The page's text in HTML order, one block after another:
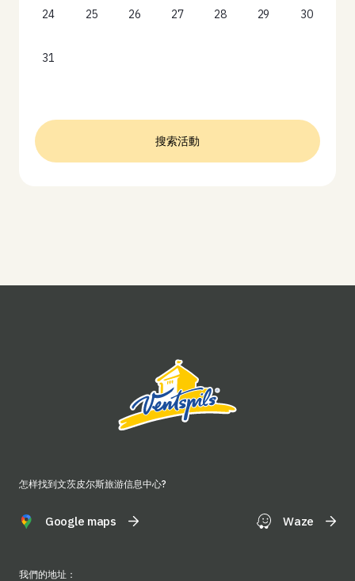
24 25 26 27 28 29 30
31
搜索活動
怎样找到文茨皮尔斯旅游信息中心?
Google maps Waze
我們的地址：